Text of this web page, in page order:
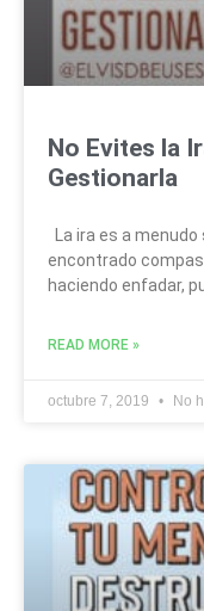
No Evites la
Gestionarla
La ira es a
encontrado
haciendo enfadar,
READ MORE »
octubre 7, 2019 No